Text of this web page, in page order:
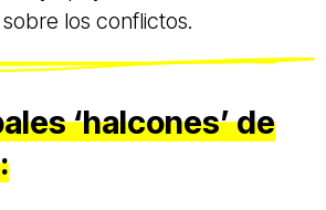
los conflictos.
‘halcones’ de